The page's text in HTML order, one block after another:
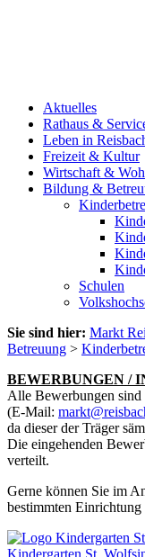
Aktuelles
Rathaus &
Leben in
Freizeit & Kultur
Wirtschaft &
Bildung &
Schulen
Sie sind hier: Markt
Betreuung >
BEWERBUNGEN /
Alle Bewerbungen sind
(E-Mail:
da dieser der Träger
Die eingehenden
verteilt.
Gerne können Sie im
bestimmten Einrichtung
Kindergarten St.